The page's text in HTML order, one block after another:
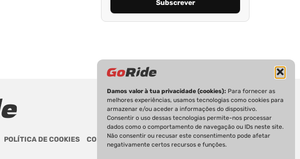
Damos valor à tua privacidade (cookies): Para fornecer as
melhores experiências, usamos tecnologias como cookies para
armazenar e/ou aceder a informações do dispositivo.
Consentir o uso dessas tecnologias permite-nos processar
dados como o comportamento de navegação ou IDs neste site.
Não consentir ou recusar este consentimento pode afetar
negativamente certos recursos e funções.
POLÍTICA DE COOKIES CONTACTOS